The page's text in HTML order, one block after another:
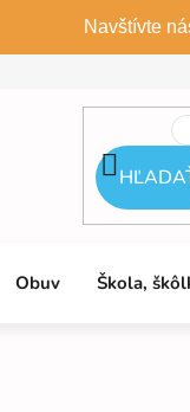
Navštívte
Obuv Škola,